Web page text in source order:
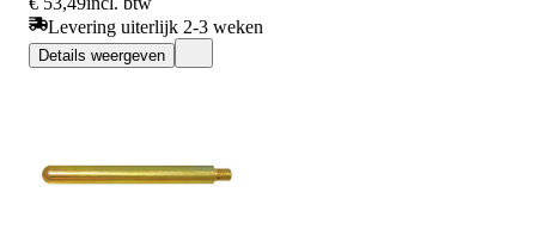
Levering uiterlijk 2-3 weken
Details weergeven